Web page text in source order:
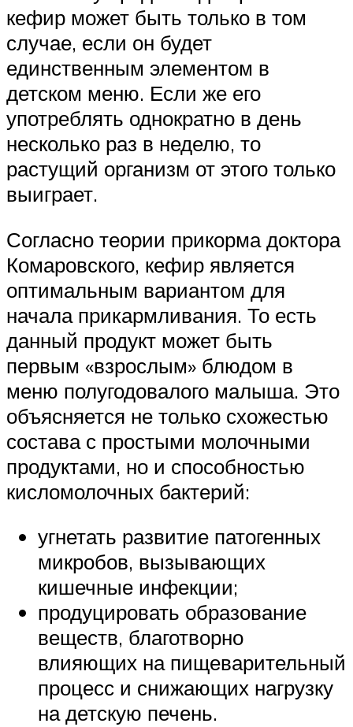
кефир может быть только в том
случае, если он будет
единственным элементом в
детском меню. Если же его
употреблять однократно в день
несколько раз в неделю, то
растущий организм от этого только
выиграет.
Согласно теории прикорма доктора
Комаровского, кефир является
оптимальным вариантом для
начала прикармливания. То есть
данный продукт может быть
первым «взрослым» блюдом в
меню полугодовалого малыша. Это
объясняется не только схожестью
состава с простыми молочными
продуктами, но и способностью
кисломолочных бактерий:
угнетать развитие патогенных
микробов, вызывающих
кишечные инфекции;
продуцировать образование
веществ, благотворно
влияющих на пищеварительный
процесс и снижающих нагрузку
на детскую печень.